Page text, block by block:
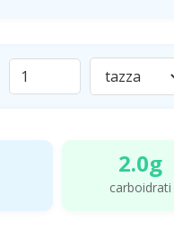
2.0g
carboidrati